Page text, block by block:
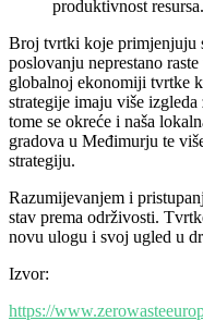
produktivnost resursa.
Broj tvrtki koje primjenjuju
poslovanju neprestano
globalnoj ekonomiji tvrtke
strategije imaju više
tome se okreće i naša
gradova u Međimurju te
strategiju.
Razumijevanjem i
stav prema održivosti.
novu ulogu i svoj ugled u
Izvor:
https://